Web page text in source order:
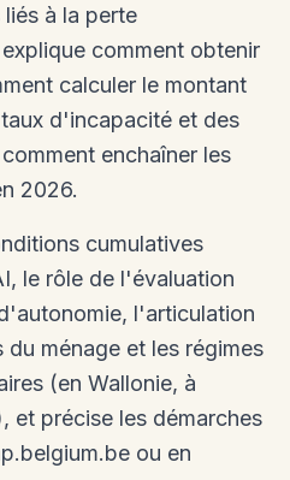
à la perte
comment obtenir
calculer le montant
d'incapacité et des
enchaîner les
2026.
cumulatives
le rôle de l'évaluation
l'articulation
du ménage et les régimes
(en Wallonie, à
et précise les démarches
ou en